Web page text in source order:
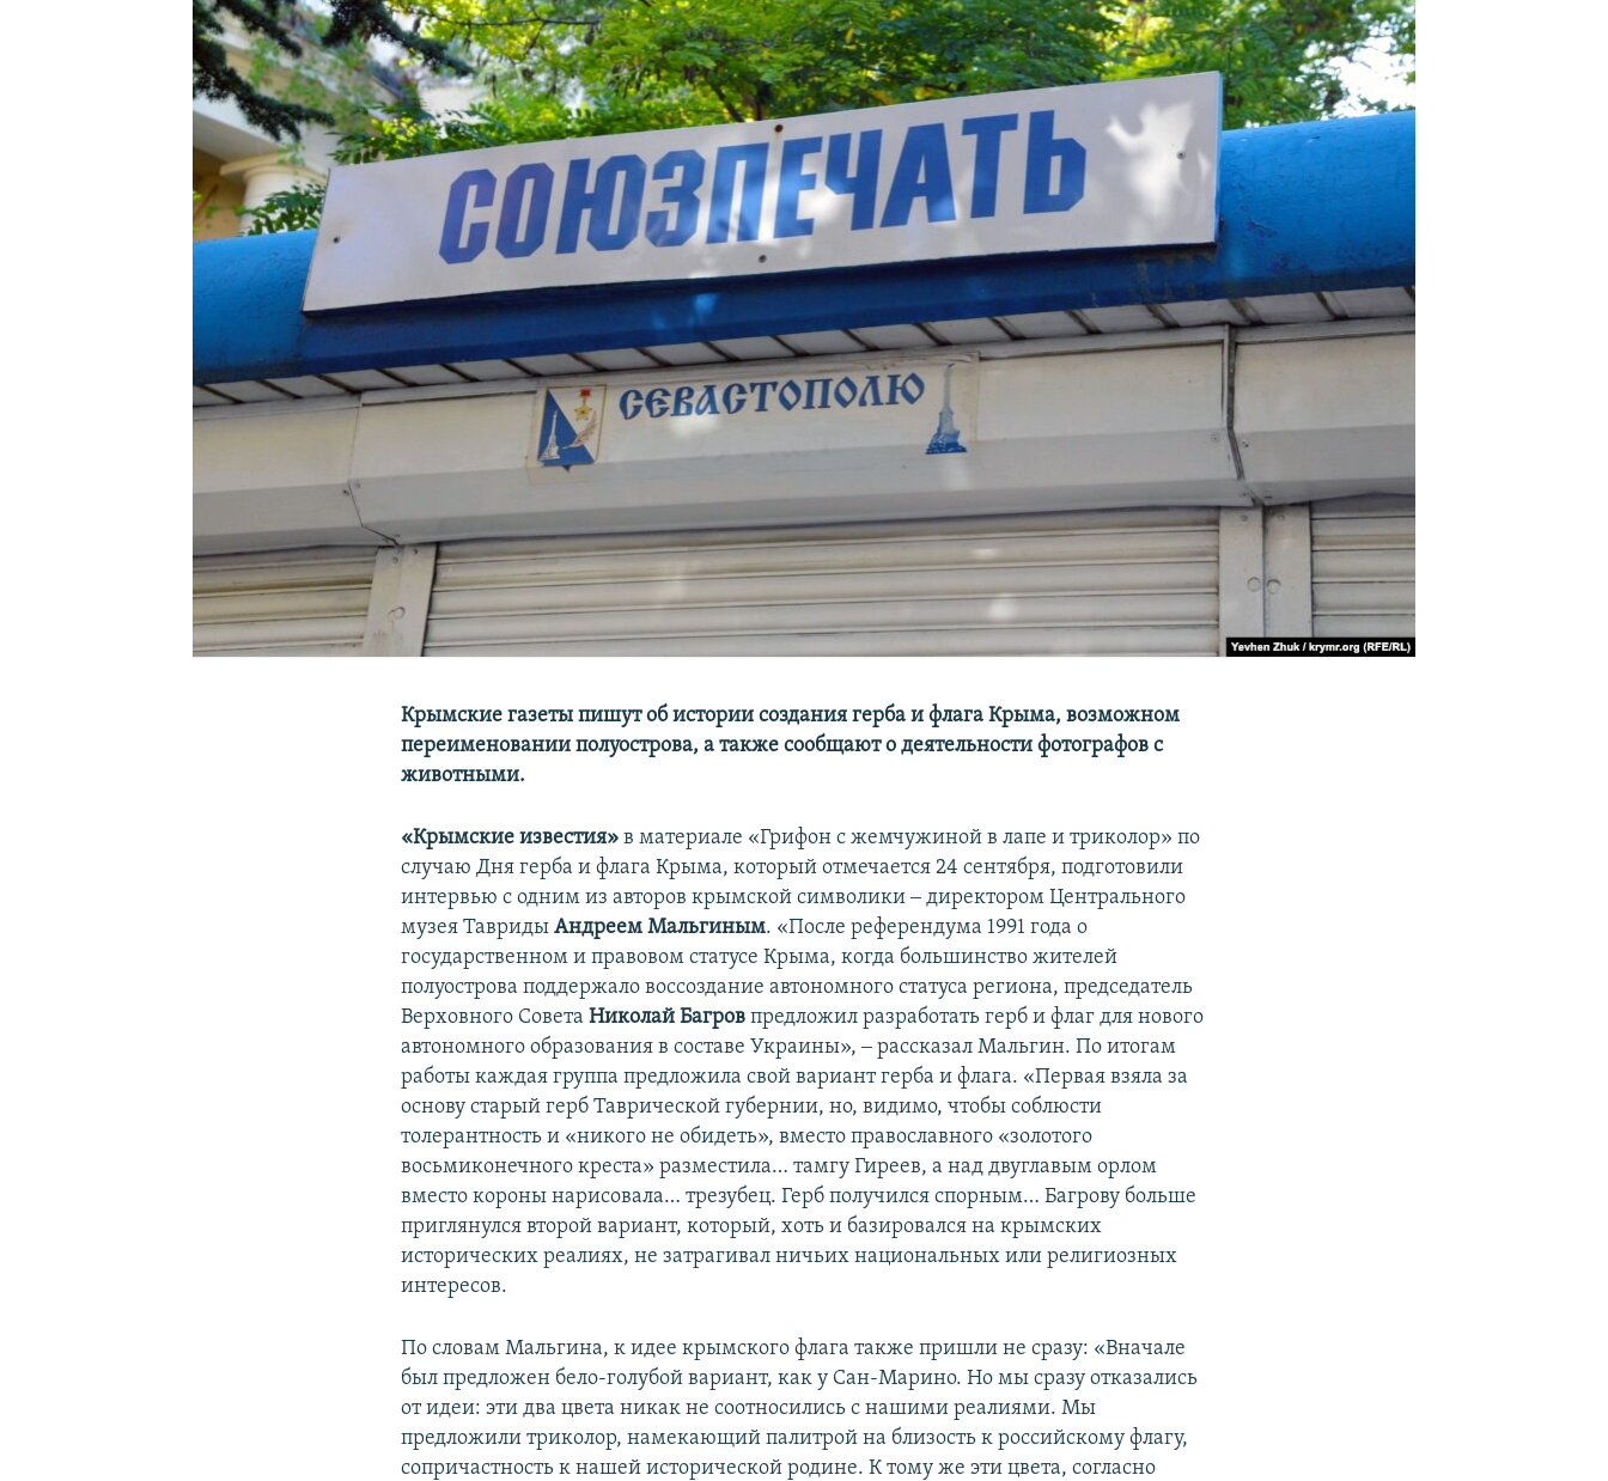
КРЫМ.НЕПОКОРЕННЫЙ
УКРАИНСКАЯ ПРОБЛЕМА КРЫМА
Крымские газеты пишут об истории создания герба и флага Крыма, возможном
переименовании полуострова, а также сообщают о деятельности фотографов с
животными.
«Крымские известия» в материале «Грифон с жемчужиной в лапе и триколор» по
случаю Дня герба и флага Крыма, который отмечается 24 сентября, подготовили
интервью с одним из авторов крымской символики ‒ директором Центрального
музея ТавридыАндреем Мальгиным. «После референдума 1991 года о
государственном и правовом статусе Крыма, когда большинство жителей
полуострова поддержало воссоздание автономного статуса региона, председатель
Верховного СоветаНиколай Багров предложил разработать герб и флаг для нового
автономного образования в составе Украины», ‒ рассказал Мальгин. По итогам
работы каждая группа предложила свой вариант герба и флага. «Первая взяла за
основу старый герб Таврической губернии, но, видимо, чтобы соблюсти
толерантность и «никого не обидеть», вместо православного «золотого
восьмиконечного креста» разместила… тамгу Гиреев, а над двуглавым орлом
вместо короны нарисовала… трезубец. Герб получился спорным… Багрову больше
приглянулся второй вариант, который, хоть и базировался на крымских
исторических реалиях, не затрагивал ничьих национальных или религиозных
интересов.
По словам Мальгина, к идее крымского флага также пришли не сразу: «Вначале
был предложен бело-голубой вариант, как у Сан-Марино. Но мы сразу отказались
от идеи: эти два цвета никак не соотносились с нашими реалиями. Мы
предложили триколор, намекающий палитрой на близость к российскому флагу,
сопричастность к нашей исторической родине. К тому же эти цвета, согласно